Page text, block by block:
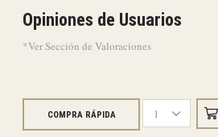
Opiniones de Usuarios
*Ver Sección de Valoraciones
COMPRA RÁPIDA
Amplificador